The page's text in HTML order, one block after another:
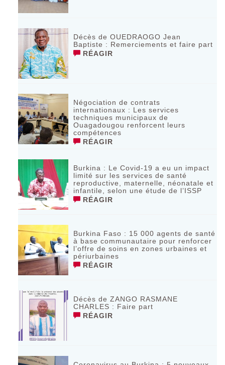
Décès de OUEDRAOGO Jean
Baptiste : Remerciements et faire part
RÉAGIR
Négociation de contrats
internationaux : Les services
techniques municipaux de
Ouagadougou renforcent leurs
compétences
RÉAGIR
Burkina : Le Covid-19 a eu un impact
limité sur les services de santé
reproductive, maternelle, néonatale et
infantile, selon une étude de l’ISSP
RÉAGIR
Burkina Faso : 15 000 agents de santé
à base communautaire pour renforcer
l’offre de soins en zones urbaines et
périurbaines
RÉAGIR
Décès de ZANGO RASMANE
CHARLES : Faire part
RÉAGIR